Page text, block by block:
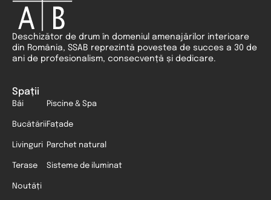
Deschizător de drum în domeniul amenajărilor interioare
din România, SSAB reprezintă povestea de succes a 30 de
ani de profesionalism, consecvență și dedicare.
Spații
Băi
Bucătării
Livinguri
Terase
Noutăți
Piscine & Spa
Fațade
Parchet natural
Sisteme de iluminat